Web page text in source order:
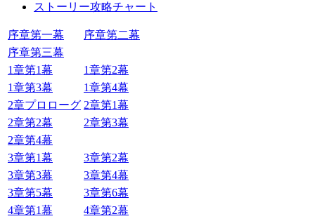
ストーリー攻略チャート
序章第一幕
序章第二幕
序章第三幕
1章第1幕
1章第2幕
1章第3幕
1章第4幕
2章プロローグ 2章第1幕
2章第2幕
2章第3幕
2章第4幕
3章第1幕
3章第2幕
3章第3幕
3章第4幕
3章第5幕
3章第6幕
4章第1幕
4章第2幕